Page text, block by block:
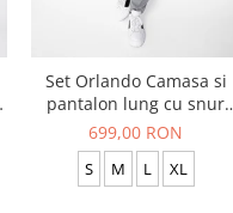
Set Orlando Camasa si
pantalon lung cu snur
Premium Grey
699,00 RON
S M L XL